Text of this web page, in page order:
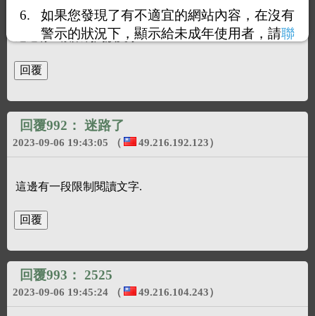
這邊有一段限制閱讀文字.
回覆992： 迷路了
2023-09-06 19:43:05 （ 49.216.192.123）
這邊有一段限制閱讀文字.
回覆993： 2525
2023-09-06 19:45:24 （ 49.216.104.243）
如果您發現了有不適宜的網站內容，在沒有
警示的狀況下，顯示給未成年使用者，請聯